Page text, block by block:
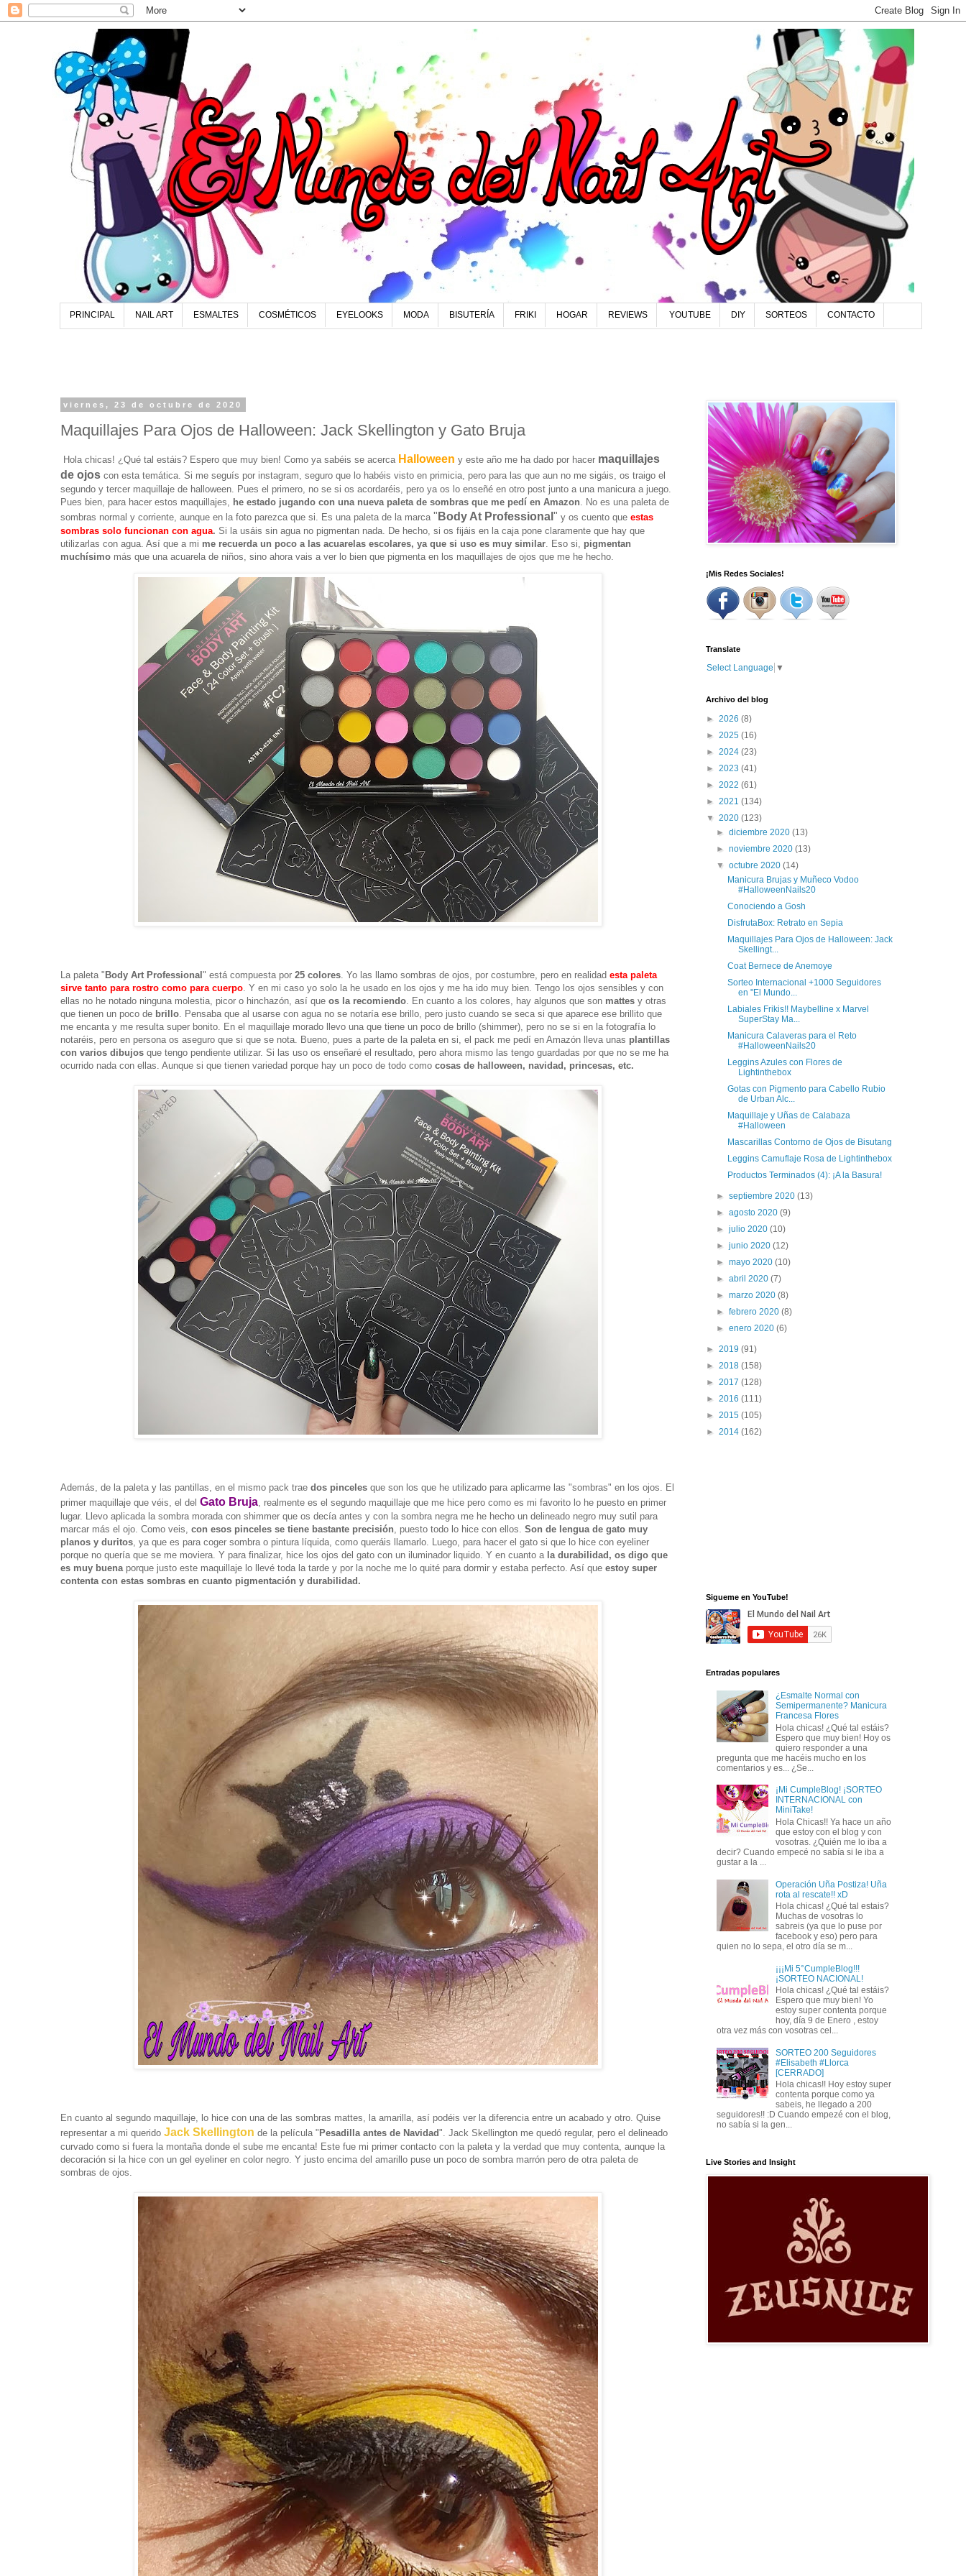
PRINCIPAL NAIL ART ESMALTES COSMÉTICOS EYELOOKS MODA BISUTERÍA FRIKI HOGAR REVIEWS YOUTUBE DIY SORTEOS CONTACTO
viernes, 23 de octubre de 2020
Maquillajes Para Ojos de Halloween: Jack Skellington y Gato Bruja
Hola chicas! ¿Qué tal estáis? Espero que muy bien! Como ya sabéis se acerca Halloween y este año me ha dado por hacer maquillajes
de ojos con esta temática. Si me seguís por instagram, seguro que lo habéis visto en primicia, pero para las que aun no me sigáis, os traigo el
segundo y tercer maquillaje de halloween. Pues el primero, no se si os acordaréis, pero ya os lo enseñé en otro post junto a una manicura a juego.
Pues bien, para hacer estos maquillajes, he estado jugando con una nueva paleta de sombras que me pedí en Amazon . No es una paleta de
sombras normal y corriente, aunque en la foto parezca que si. Es una paleta de la marca " Body At Professional " y os cuento que estas
sombras solo funcionan con agua. Si la usáis sin agua no pigmentan nada. De hecho, si os fijáis en la caja pone claramente que hay que
utilizarlas con agua. Así que a mi me recuerda un poco a las acuarelas escolares, ya que si uso es muy similar . Eso si,
pigmentan
muchísimo más que una acuarela de niños, sino ahora vais a ver lo bien que pigmenta en los maquillajes de ojos que me he hecho.
La paleta " Body Art Professional " está compuesta por 25 colores . Yo las llamo sombras de ojos, por costumbre, pero en realidad esta paleta
sirve tanto para rostro como para cuerpo . Y en mi caso yo solo la he usado en los ojos y me ha ido muy bien. Tengo los ojos sensibles y con
ellas no he notado ninguna molestia, picor o hinchazón, así que os la recomiendo . En cuanto a los colores, hay algunos que son mattes y otras
que tienen un poco de brillo . Pensaba que al usarse con agua no se notaría ese brillo, pero justo cuando se seca si que aparece ese brillito que
me encanta y me resulta super bonito. En el maquillaje morado llevo una que tiene un poco de brillo (shimmer), pero no se si en la fotografía lo
notaréis, pero en persona os aseguro que si que se nota. Bueno, pues a parte de la paleta en si, el pack me pedí en Amazón lleva unas plantillas
con varios dibujos que tengo pendiente utilizar. Si las uso os enseñaré el resultado, pero ahora mismo las tengo guardadas por que no se me ha
ocurrido nada con ellas. Aunque si que tienen variedad porque hay un poco de todo como cosas de halloween, navidad, princesas, etc.
Además, de la paleta y las pantillas, en el mismo pack trae dos pinceles que son los que he utilizado para aplicarme las "sombras" en los ojos. El
primer maquillaje que véis, el del Gato Bruja , realmente es el segundo maquillaje que me hice pero como es mi favorito lo he puesto en primer
lugar. Llevo aplicada la sombra morada con shimmer que os decía antes y con la sombra negra me he hecho un delineado negro muy sutil para
marcar más el ojo. Como veis, con esos pinceles se tiene bastante precisión , puesto todo lo hice con ellos. Son de lengua de gato muy
planos y duritos , ya que es para coger sombra o pintura líquida, como queráis llamarlo. Luego, para hacer el gato si que lo hice con eyeliner
porque no quería que se me moviera. Y para finalizar, hice los ojos del gato con un iluminador liquido. Y en cuanto a la durabilidad, os digo que
es muy buena porque justo este maquillaje lo llevé toda la tarde y por la noche me lo quité para dormir y estaba perfecto. Así que estoy super
contenta con estas sombras en cuanto pigmentación y durabilidad.
En cuanto al segundo maquillaje, lo hice con una de las sombras mattes, la amarilla, así podéis ver la diferencia entre un acabado y otro. Quise
representar a mi querido Jack Skellington de la película " Pesadilla antes de Navidad". Jack Skellington me quedó regular, pero el delineado
curvado como si fuera la montaña donde el sube me encanta! Este fue mi primer contacto con la paleta y la verdad que muy contenta, aunque la
decoración si la hice con un gel eyeliner en color negro. Y justo encima del amarillo puse un poco de sombra marrón pero de otra paleta de
sombras de ojos.
¡Mis Redes Sociales!
Translate
Select Language ▼
Archivo del blog
► 2026 (8)
► 2025 (16)
► 2024 (23)
► 2023 (41)
► 2022 (61)
► 2021 (134)
▼ 2020 (123)
►diciembre 2020(13)
►noviembre 2020(13)
▼octubre 2020(14)
Manicura Brujas y Muñeco Vodoo
#HalloweenNails20
Conociendo a Gosh
DisfrutaBox: Retrato en Sepia
Maquillajes Para Ojos de Halloween: Jack
Skellingt...
Coat Bernece de Anemoye
Sorteo Internacional +1000 Seguidores
en "El Mundo...
Labiales Frikis!! Maybelline x Marvel
SuperStay Ma...
Manicura Calaveras para el Reto
#HalloweenNails20
Leggins Azules con Flores de
Lightinthebox
Gotas con Pigmento para Cabello Rubio
de Urban Alc...
Maquillaje y Uñas de Calabaza
#Halloween
Mascarillas Contorno de Ojos de Bisutang
Leggins Camuflaje Rosa de Lightinthebox
Productos Terminados (4): ¡A la Basura!
►septiembre 2020(13)
►agosto 2020(9)
►julio 2020(10)
►junio 2020(12)
►mayo 2020(10)
►abril 2020(7)
►marzo 2020(8)
►febrero 2020(8)
►enero 2020(6)
► 2019 (91)
► 2018 (158)
► 2017 (128)
► 2016 (111)
► 2015 (105)
► 2014 (162)
Sigueme en YouTube!
Entradas populares
¿Esmalte Normal con
Semipermanente? Manicura
Francesa Flores
Hola chicas! ¿Qué tal estáis?
Espero que muy bien! Hoy os
quiero responder a una
pregunta que me hacéis mucho en los
comentarios y es... ¿Se...
¡Mi CumpleBlog! ¡SORTEO
INTERNACIONAL con
MiniTake!
Hola Chicas!! Ya hace un año
que estoy con el blog y con
vosotras. ¿Quién me lo iba a
decir? Cuando empecé no sabía si le iba a
gustar a la ...
Operación Uña Postiza! Uña
rota al rescate!! xD
Hola chicas! ¿Qué tal estais?
Muchas de vosotras lo
sabreis (ya que lo puse por
facebook y eso) pero para
quien no lo sepa, el otro día se m...
¡¡¡Mi 5°CumpleBlog!!!
¡SORTEO NACIONAL!
Hola chicas! ¿Qué tal estáis?
Espero que muy bien! Yo
estoy super contenta porque
hoy, día 9 de Enero , estoy
otra vez más con vosotras cel...
SORTEO 200 Seguidores
#Elisabeth #Llorca
[CERRADO]
Hola chicas!! Hoy estoy super
contenta porque como ya
sabeis, he llegado a 200
seguidores!! :D Cuando empezé con el blog,
no sabía si la gen...
Live Stories and Insight